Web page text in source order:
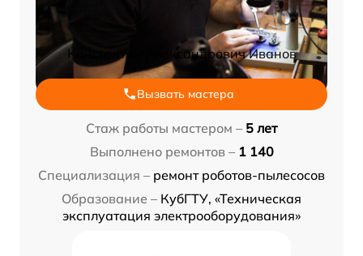
Константин Александрович Иванов
Вызвать мастера
Стаж работы мастером – 5 лет
Выполнено ремонтов – 1 140
Специализация – ремонт роботов-пылесосов
Образование – КубГТУ, «Техническая
эксплуатация электрооборудования»